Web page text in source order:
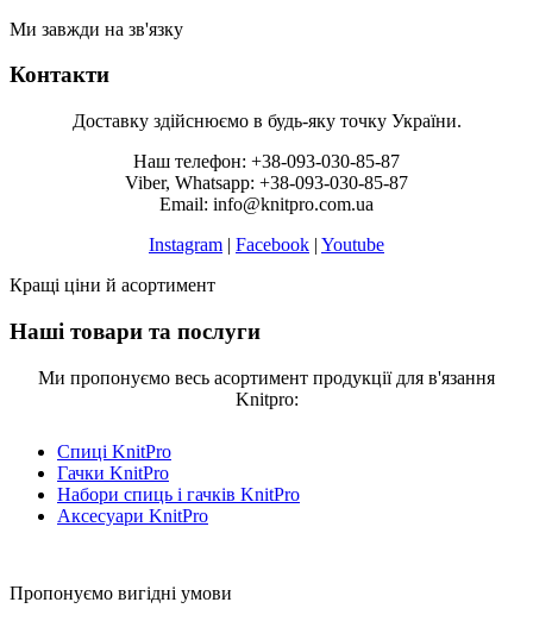
Ми завжди на зв'язку
Контакти
Доставку здійснюємо в будь-яку точку України.
Наш телефон: +38-093-030-85-87
Viber, Whatsapp: +38-093-030-85-87
Email: info@knitpro.com.ua
Instagram | Facebook | Youtube
Кращі ціни й асортимент
Наші товари та послуги
Ми пропонуємо весь асортимент продукції для в'язання
Knitpro:
Спиці KnitPro
Гачки KnitPro
Набори спиць і гачків KnitPro
Аксесуари KnitPro
Пропонуємо вигідні умови